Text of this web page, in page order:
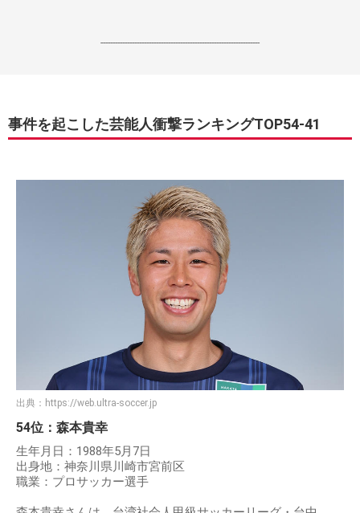
------------------------------------------------------------------
事件を起こした芸能人衝撃ランキングTOP54-41
出典： https://web.ultra-soccer.jp
54位：森本貴幸
生年月日：1988年5月7日
出身地：神奈川県川崎市宮前区
職業：プロサッカー選手